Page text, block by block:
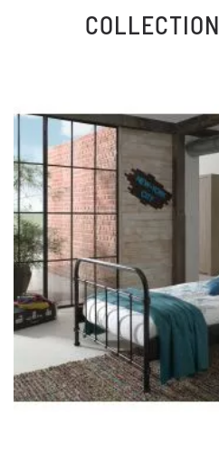
COLLECTION